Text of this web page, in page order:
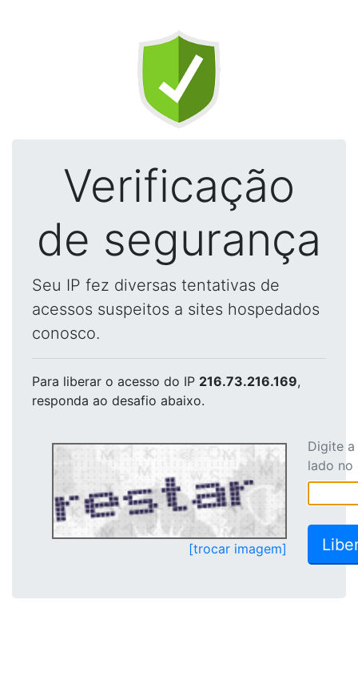
Verificação
de segurança
Seu IP fez diversas tentativas de
acessos suspeitos a sites hospedados
conosco.
Para liberar o acesso do IP 216.73.216.169,
responda ao desafio abaixo.
[trocar imagem]
Digite
lado no